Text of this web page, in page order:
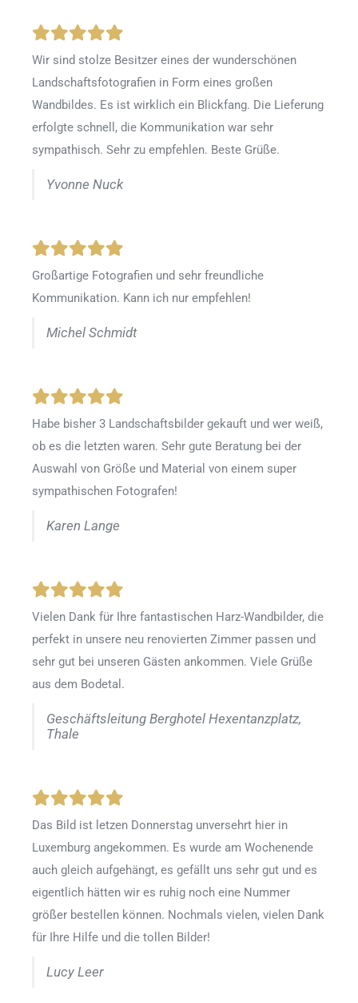
Wir sind stolze Besitzer eines der wunderschönen
Landschaftsfotografien in Form eines großen
Wandbildes. Es ist wirklich ein Blickfang. Die Lieferung
erfolgte schnell, die Kommunikation war sehr
sympathisch. Sehr zu empfehlen. Beste Grüße.
Yvonne Nuck
Großartige Fotografien und sehr freundliche
Kommunikation. Kann ich nur empfehlen!
Michel Schmidt
Habe bisher 3 Landschaftsbilder gekauft und wer weiß,
ob es die letzten waren. Sehr gute Beratung bei der
Auswahl von Größe und Material von einem super
sympathischen Fotografen!
Karen Lange
Vielen Dank für Ihre fantastischen Harz-Wandbilder, die
perfekt in unsere neu renovierten Zimmer passen und
sehr gut bei unseren Gästen ankommen. Viele Grüße
aus dem Bodetal.
Geschäftsleitung Berghotel Hexentanzplatz,
Thale
Das Bild ist letzen Donnerstag unversehrt hier in
Luxemburg angekommen. Es wurde am Wochenende
auch gleich aufgehängt, es gefällt uns sehr gut und es
eigentlich hätten wir es ruhig noch eine Nummer
größer bestellen können. Nochmals vielen, vielen Dank
für Ihre Hilfe und die tollen Bilder!
Lucy Leer